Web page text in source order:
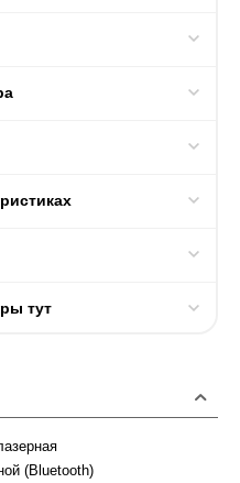
тут
(Bluetooth)